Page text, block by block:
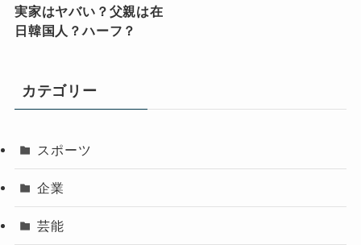
実家はヤバい？父親は在
日韓国人？ハーフ？
カテゴリー
スポーツ
企業
芸能